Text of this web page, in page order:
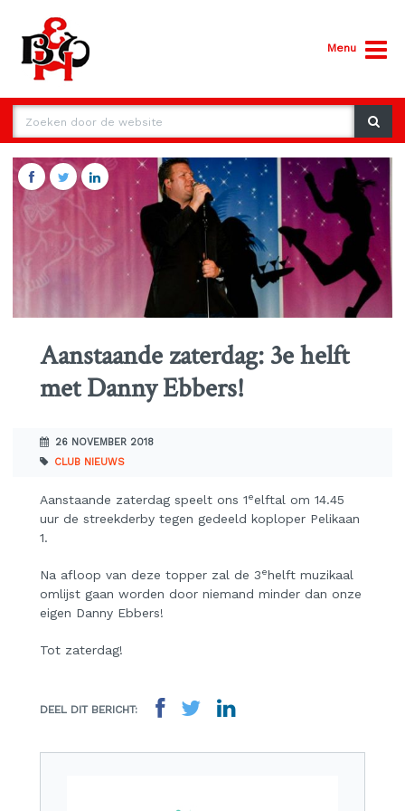
Menu
Aanstaande zaterdag: 3e helft
met Danny Ebbers!
26 NOVEMBER 2018
CLUB NIEUWS
Aanstaande zaterdag speelt ons 1eelftal om 14.45
uur de streekderby tegen gedeeld koploper Pelikaan
1.
Na afloop van deze topper zal de 3ehelft muzikaal
omlijst gaan worden door niemand minder dan onze
eigen Danny Ebbers!
Tot zaterdag!
DEEL DIT BERICHT: